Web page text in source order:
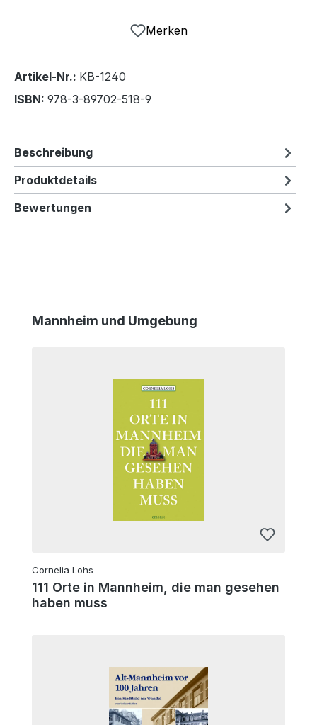
Merken
Artikel-Nr.: KB-1240
ISBN: 978-3-89702-518-9
Beschreibung
Produktdetails
Bewertungen
Produktgalerie überspringen
Mannheim und Umgebung
Cornelia Lohs
111 Orte in Mannheim, die man gesehen
haben muss